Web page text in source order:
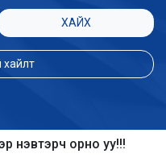
ХАЙХ
хайлт
нэвтэрч орно уу!!!